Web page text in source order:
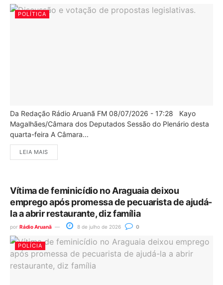
POLÍTICA
Da Redação Rádio Aruanã FM 08/07/2026 - 17:28 Kayo
Magalhães/Câmara dos Deputados Sessão do Plenário desta
quarta-feira A Câmara...
LEIA MAIS
Vítima de feminicídio no Araguaia deixou
emprego após promessa de pecuarista de ajudá-
la a abrir restaurante, diz família
por Rádio Aruanã 8 de julho de 2026 0
POLÍCIA